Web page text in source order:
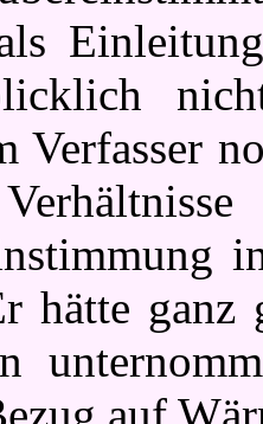
Verfasser
hätte ganz
auf